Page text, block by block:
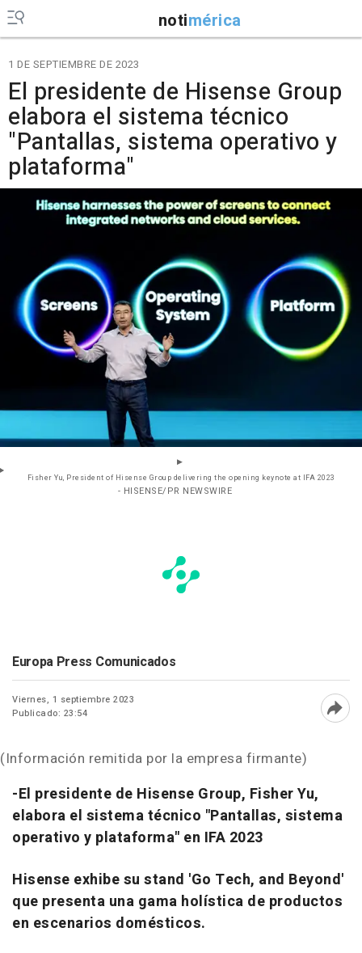
notimérica
1 DE SEPTIEMBRE DE 2023
El presidente de Hisense Group
elabora el sistema técnico
"Pantallas, sistema operativo y
plataforma"
Fisher Yu, President of Hisense Group delivering the opening keynote at IFA 2023
- HISENSE/PR NEWSWIRE
Europa Press Comunicados
Viernes, 1 septiembre 2023
Publicado: 23:54
(Información remitida por la empresa firmante)
-El presidente de Hisense Group, Fisher Yu,
elabora el sistema técnico "Pantallas, sistema
operativo y plataforma" en IFA 2023
Hisense exhibe su stand 'Go Tech, and Beyond'
que presenta una gama holística de productos
en escenarios domésticos.